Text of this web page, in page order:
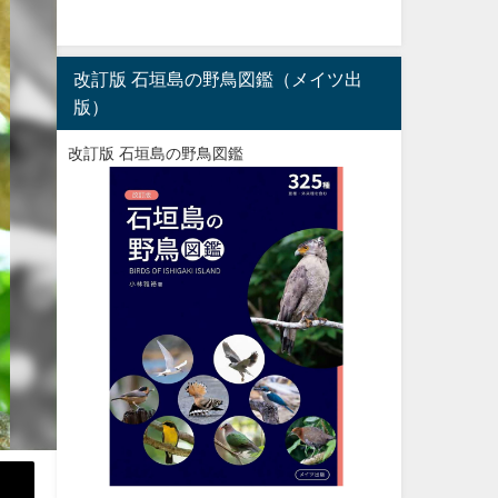
改訂版 石垣島の野鳥図鑑（メイツ出
版）
改訂版 石垣島の野鳥図鑑